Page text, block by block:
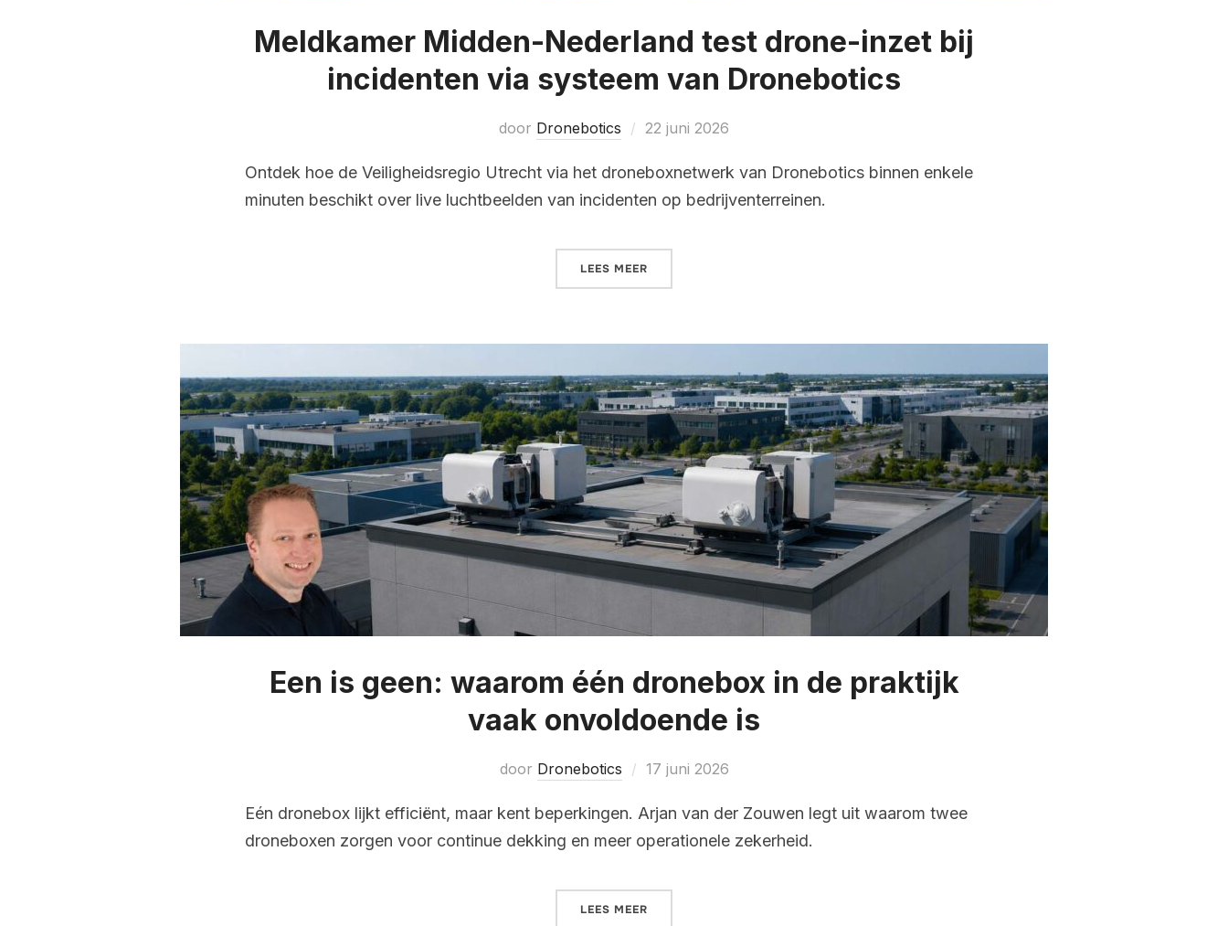
Meldkamer Midden-Nederland test drone-inzet bij
incidenten via systeem van Dronebotics
door Dronebotics 22 juni 2026
Ontdek hoe de Veiligheidsregio Utrecht via het droneboxnetwerk van Dronebotics binnen enkele
minuten beschikt over live luchtbeelden van incidenten op bedrijventerreinen.
LEES MEER
Een is geen: waarom één dronebox in de praktijk
vaak onvoldoende is
door Dronebotics 17 juni 2026
Eén dronebox lijkt efficiënt, maar kent beperkingen. Arjan van der Zouwen legt uit waarom twee
droneboxen zorgen voor continue dekking en meer operationele zekerheid.
LEES MEER